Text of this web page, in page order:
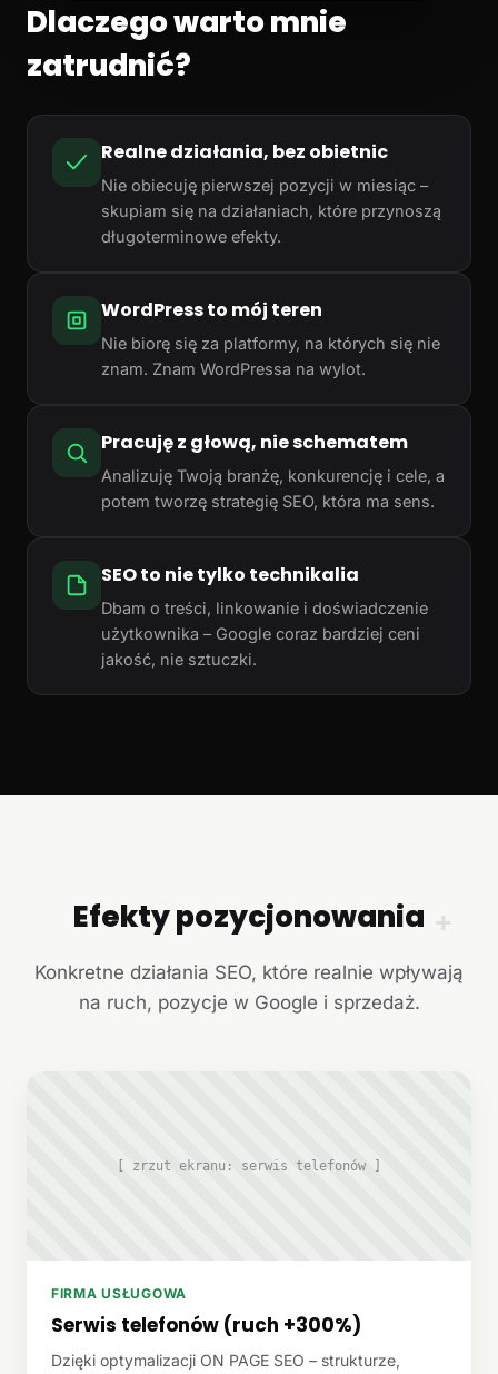
Dlaczego warto mnie
zatrudnić?
Realne działania, bez obietnic
Nie obiecuję pierwszej pozycji w miesiąc –
skupiam się na działaniach, które przynoszą
długoterminowe efekty.
WordPress to mój teren
Nie biorę się za platformy, na których się nie
znam. Znam WordPressa na wylot.
Pracuję z głową, nie schematem
Analizuję Twoją branżę, konkurencję i cele, a
potem tworzę strategię SEO, która ma sens.
SEO to nie tylko technikalia
Dbam o treści, linkowanie i doświadczenie
użytkownika – Google coraz bardziej ceni
jakość, nie sztuczki.
+
Efekty pozycjonowania
Konkretne działania SEO, które realnie wpływają
na ruch, pozycje w Google i sprzedaż.
[ zrzut ekranu: serwis telefonów ]
FIRMA USŁUGOWA
Serwis telefonów (ruch +300%)
Dzięki optymalizacji ON PAGE SEO – strukturze,